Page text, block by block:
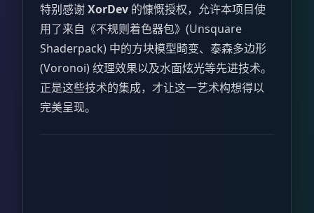
特别感谢XorDev 的慷慨授权，允许本项目使
用了来自《不规则着色器包》(Unsquare
Shaderpack) 中的方块模型畸变、泰森多边形
(Voronoi) 纹理效果以及水面炫光等先进技术。
正是这些技术的集成，才让这一艺术构想得以
完美呈现。